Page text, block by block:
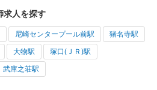
求人を探す
尼崎センタープール前駅 猪名寺駅
大物駅 塚口(ＪＲ)駅
武庫之荘駅